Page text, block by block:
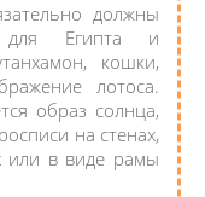
должны
для Египта и
кошки,
лотоса.
образ солнца,
на стенах,
или в виде рамы